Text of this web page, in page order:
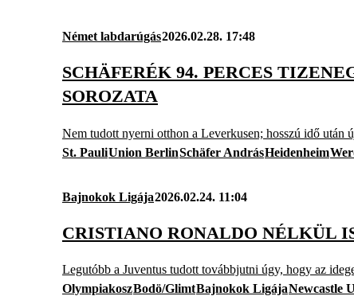
Német labdarúgás2026.02.28. 17:48
SCHÄFERÉK 94. PERCES
SOROZATA
Nem tudott nyerni otthon a Leverkusen; hosszú idő után
St. PauliUnion BerlinSchäfer AndrásHeidenheim
Bajnokok Ligája2026.02.24. 11:04
CRISTIANO RONALDO NÉLKÜL
Legutóbb a Juventus tudott továbbjutni úgy, hogy az
OlympiakoszBodö/GlimtBajnokok LigájaNewcastle